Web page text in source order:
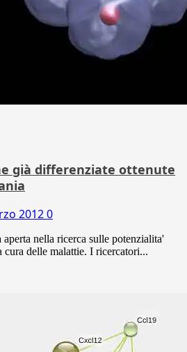
già differenziate ottenute
20120
nella ricerca sulle potenzialita'
delle malattie. I ricercatori...